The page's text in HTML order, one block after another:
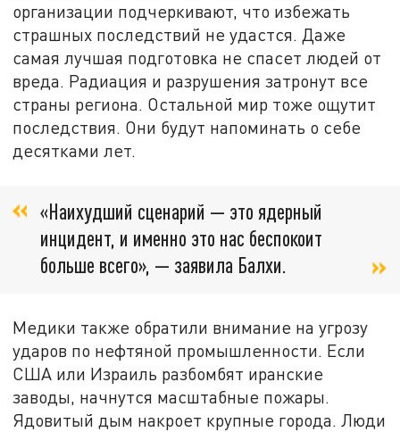
организации подчеркивают, что избежать
страшных последствий не удастся. Даже
самая лучшая подготовка не спасет людей от
вреда. Радиация и разрушения затронут все
страны региона. Остальной мир тоже ощутит
последствия. Они будут напоминать о себе
десятками лет.
«Наихудший сценарий — это ядерный
инцидент, и именно это нас беспокоит
больше всего», — заявила Балхи.
Медики также обратили внимание на угрозу
ударов по нефтяной промышленности. Если
США или Израиль разбомбят иранские
заводы, начнутся масштабные пожары.
Ядовитый дым накроет крупные города. Люди